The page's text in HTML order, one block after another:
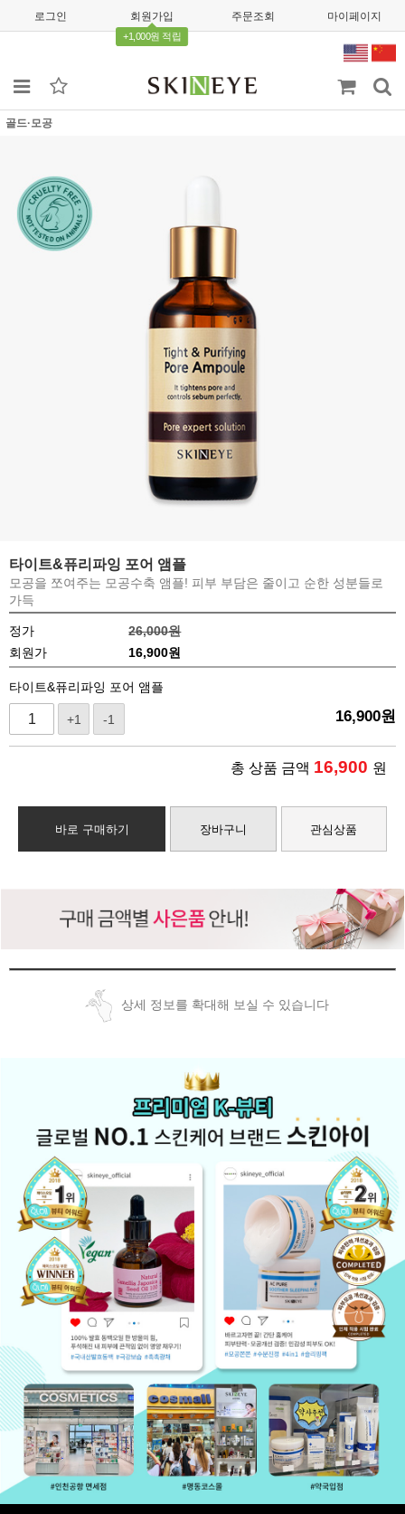
로그인 회원가입
+1,000원 적립
주문조회 마이페이지
골드·모공
타이트&퓨리파잉 포어 앰플
모공을 쪼여주는 모공수축 앰플! 피부 부담은 줄이고 순한 성분들로
가득
정가
26,000원
회원가
16,900원
타이트&퓨리파잉 포어 앰플
+1 -1 16,900원
총 상품 금액 16,900 원
바로 구매하기 장바구니 관심상품
상세 정보를 확대해 보실 수 있습니다